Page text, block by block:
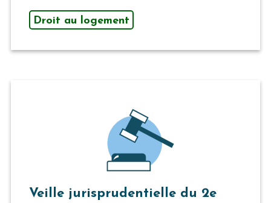
Droit au logement
Veille jurisprudentielle du 2e